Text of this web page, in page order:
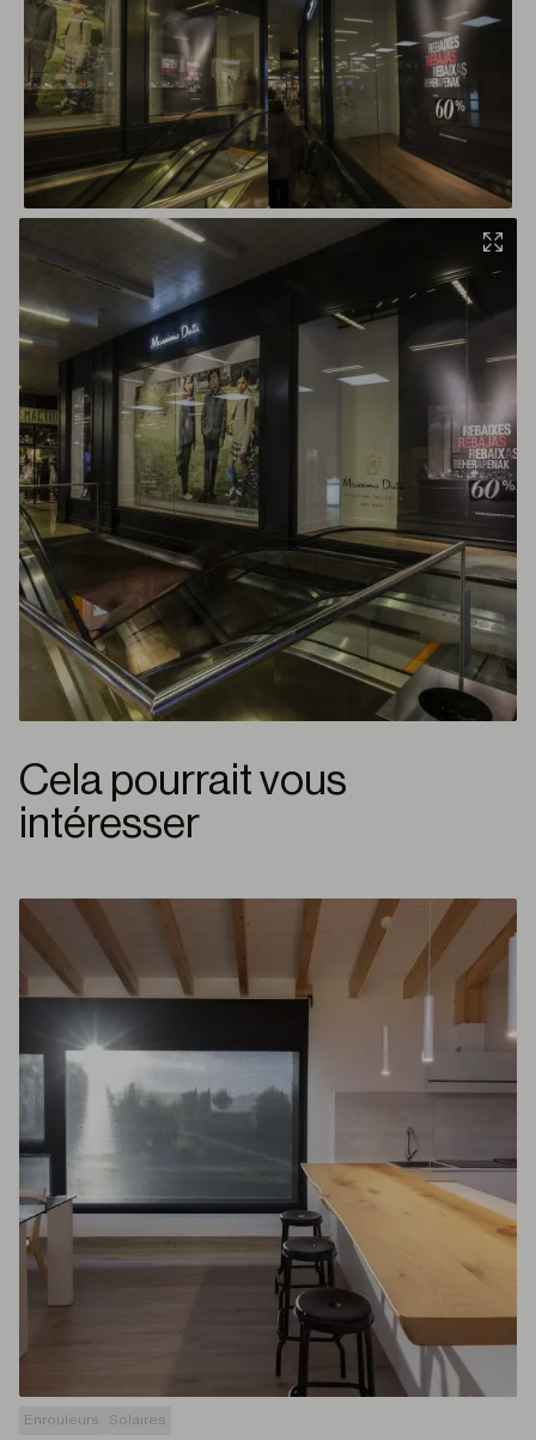
Cela pourrait vous
intéresser
Enrouleurs Solaires